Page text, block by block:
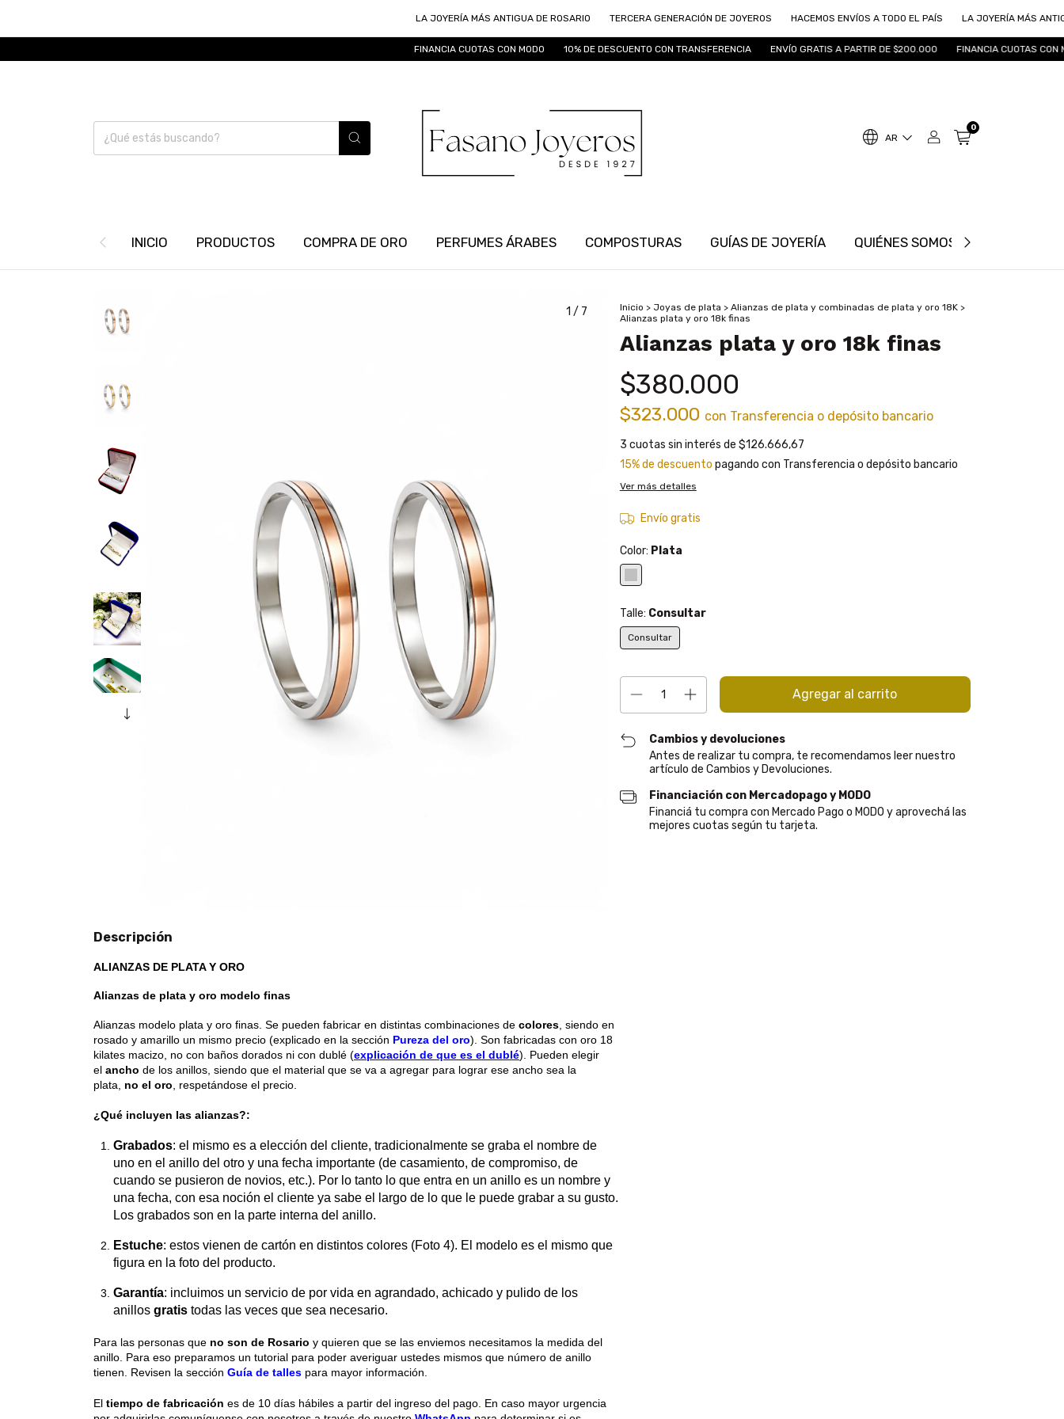
LA JOYERÍA MÁS ANTIGUA DE ROSARIO TERCERA GENERACIÓN DE JOYEROS HACEMOS ENVÍOS A TODO EL PAÍS LA JOYERÍA MÁS ANTIGUA DE
FINANCIA CUOTAS CON MODO 10% DE DESCUENTO CON TRANSFERENCIA ENVÍO GRATIS A PARTIR DE $200.000 FINANCIA CUOTAS CON MODO
AR
0
INICIO PRODUCTOS COMPRA DE ORO PERFUMES ÁRABES COMPOSTURAS GUÍAS DE JOYERÍA QUIÉNES SOMOS
1 / 7 Inicio > Joyas de plata > Alianzas de plata y combinadas de plata y oro 18K >
Alianzas plata y oro 18k finas
Alianzas plata y oro 18k finas
$380.000
$323.000 con Transferencia o depósito bancario
3 cuotas sin interés de $126.666,67
15% de descuento pagando con Transferencia o depósito bancario
Ver más detalles
Envío gratis
Color: Plata
Talle: Consultar
Consultar
Cambios y devoluciones
Antes de realizar tu compra, te recomendamos leer nuestro
artículo de Cambios y Devoluciones.
Financiación con Mercadopago y MODO
Financiá tu compra con Mercado Pago o MODO y aprovechá las
mejores cuotas según tu tarjeta.
Descripción
ALIANZAS DE PLATA Y ORO
Alianzas de plata y oro modelo finas
Alianzas modelo plata y oro finas. Se pueden fabricar en distintas combinaciones de colores , siendo en
rosado y amarillo un mismo precio (explicado en la sección Pureza del oro). Son fabricadas con oro 18
kilates macizo, no con baños dorados ni con dublé (explicación de que es el dublé). Pueden elegir
el ancho de los anillos, siendo que el material que se va a agregar para lograr ese ancho sea la
plata, no el oro , respetándose el precio.
¿Qué incluyen las alianzas?:
Grabados: el mismo es a elección del cliente, tradicionalmente se graba el nombre de
uno en el anillo del otro y una fecha importante (de casamiento, de compromiso, de
cuando se pusieron de novios, etc.). Por lo tanto lo que entra en un anillo es un nombre y
una fecha, con esa noción el cliente ya sabe el largo de lo que le puede grabar a su gusto.
Los grabados son en la parte interna del anillo.
Estuche: estos vienen de cartón en distintos colores (Foto 4). El modelo es el mismo que
figura en la foto del producto.
Garantía: incluimos un servicio de por vida en agrandado, achicado y pulido de los
anillos gratis todas las veces que sea necesario.
Para las personas que no son de Rosario y quieren que se las enviemos necesitamos la medida del
anillo. Para eso preparamos un tutorial para poder averiguar ustedes mismos que número de anillo
tienen. Revisen la sección Guía de talles para mayor información.
El tiempo de fabricación es de 10 días hábiles a partir del ingreso del pago. En caso mayor urgencia